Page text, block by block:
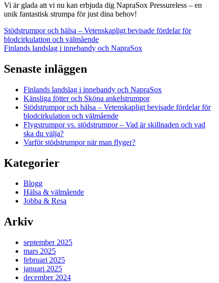
Vi är glada att vi nu kan erbjuda dig NapraSox Pressureless – en
unik fantastisk strumpa för just dina behov!
Inläggsnavigering
Stödstrumpor och hälsa – Vetenskapligt bevisade fördelar för
blodcirkulation och välmående
Finlands landslag i innebandy och NapraSox
Senaste inläggen
Finlands landslag i innebandy och NapraSox
Känsliga fötter och Sköna ankelstrumpor
Stödstrumpor och hälsa – Vetenskapligt bevisade fördelar för
blodcirkulation och välmående
Flygstrumpor vs. stödstrumpor – Vad är skillnaden och vad
ska du välja?
Varför stödstrumpor när man flyger?
Kategorier
Blogg
Hälsa & välmående
Jobba & Resa
Arkiv
september 2025
mars 2025
februari 2025
januari 2025
december 2024